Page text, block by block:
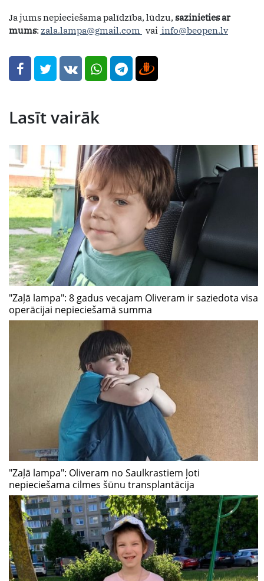
Ja jums nepieciešama palīdzība, lūdzu, sazinieties ar
mums: zala.lampa@gmail.com vai info@beopen.lv
Lasīt vairāk
"Zaļā lampa": 8 gadus vecajam Oliveram ir saziedota visa
operācijai nepieciešamā summa
"Zaļā lampa": Oliveram no Saulkrastiem ļoti
nepieciešama cilmes šūnu transplantācija